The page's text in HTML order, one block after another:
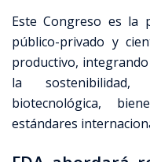
Este Congreso es la
público-privado y
productivo,
la sostenibilidad,
biotecnológica,
estándares